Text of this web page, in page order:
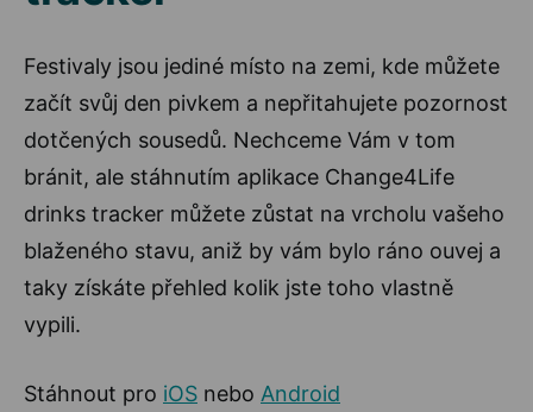
Festivaly jsou jediné místo na zemi, kde můžete
začít svůj den pivkem a nepřitahujete pozornost
dotčených sousedů. Nechceme Vám v tom
bránit, ale stáhnutím aplikace Change4Life
drinks tracker můžete zůstat na vrcholu vašeho
blaženého stavu, aniž by vám bylo ráno ouvej a
taky získáte přehled kolik jste toho vlastně
vypili.
Stáhnout pro iOS nebo Android